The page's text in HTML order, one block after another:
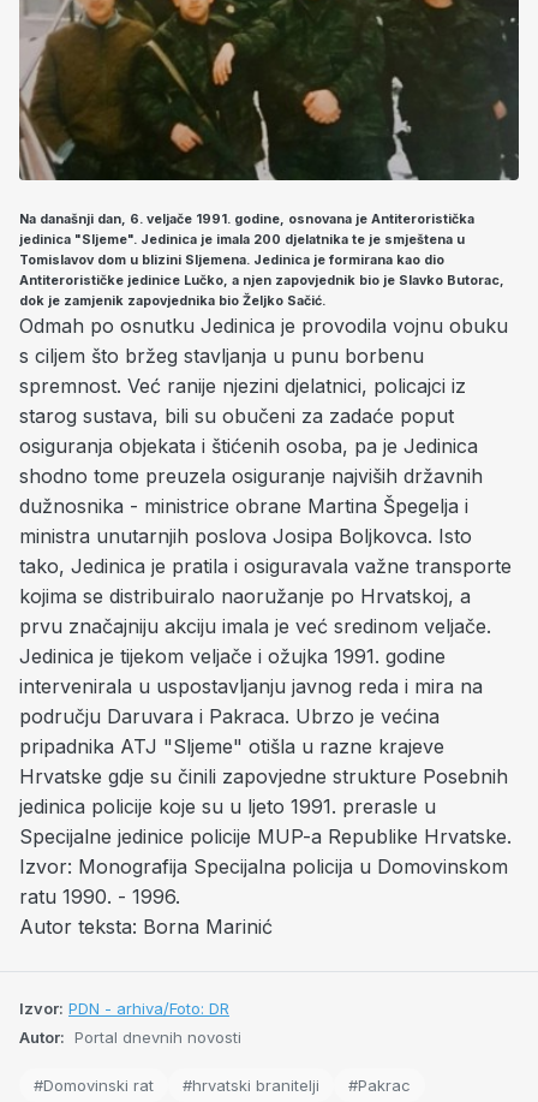
Na današnji dan, 6. veljače 1991. godine, osnovana je Antiteroristička
jedinica "Sljeme". Jedinica je imala 200 djelatnika te je smještena u
Tomislavov dom u blizini Sljemena. Jedinica je formirana kao dio
Antiterorističke jedinice Lučko, a njen zapovjednik bio je Slavko Butorac,
dok je zamjenik zapovjednika bio Željko Sačić.
Odmah po osnutku Jedinica je provodila vojnu obuku
s ciljem što bržeg stavljanja u punu borbenu
spremnost. Već ranije njezini djelatnici, policajci iz
starog sustava, bili su obučeni za zadaće poput
osiguranja objekata i štićenih osoba, pa je Jedinica
shodno tome preuzela osiguranje najviših državnih
dužnosnika - ministrice obrane Martina Špegelja i
ministra unutarnjih poslova Josipa Boljkovca. Isto
tako, Jedinica je pratila i osiguravala važne transporte
kojima se distribuiralo naoružanje po Hrvatskoj, a
prvu značajniju akciju imala je već sredinom veljače.
Jedinica je tijekom veljače i ožujka 1991. godine
intervenirala u uspostavljanju javnog reda i mira na
području Daruvara i Pakraca. Ubrzo je većina
pripadnika ATJ "Sljeme" otišla u razne krajeve
Hrvatske gdje su činili zapovjedne strukture Posebnih
jedinica policije koje su u ljeto 1991. prerasle u
Specijalne jedinice policije MUP-a Republike Hrvatske.
Izvor: Monografija Specijalna policija u Domovinskom
ratu 1990. - 1996.
Autor teksta: Borna Marinić
Izvor: PDN - arhiva/Foto: DR
Autor: Portal dnevnih novosti
#Domovinski rat #hrvatski branitelji
#Pakrac